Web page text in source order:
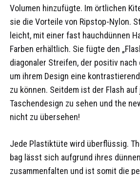
Volumen hinzufügte. Im örtlichen
sie die Vorteile von Ripstop-Nylon.
leicht, mit einer fast hauchdünnen
Farben erhältlich. Sie fügte den
diagonaler Streifen, der positiv
um ihrem Design eine
zu können. Seitdem ist der Flash auf
Taschendesign zu sehen und the
nicht zu übersehen!
Jede Plastiktüte wird überflüssig.
bag lässt sich aufgrund ihres
zusammenfalten und ist somit die